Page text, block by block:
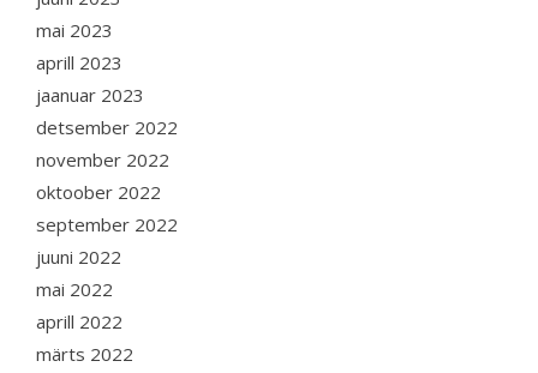
mai 2023
aprill 2023
jaanuar 2023
detsember 2022
november 2022
oktoober 2022
september 2022
juuni 2022
mai 2022
aprill 2022
märts 2022